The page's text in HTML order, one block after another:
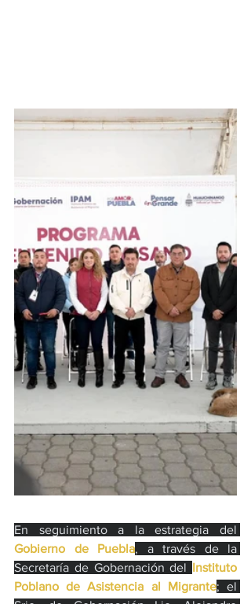
Gobierno de Puebla, a través de la
Secretaría de Gobernación del Instituto
Poblano de Asistencia al Migrante; el